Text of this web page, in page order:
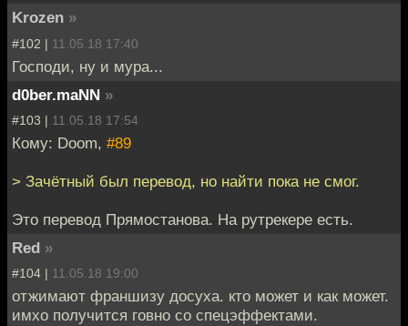
Krozen »
#102 | 11.05.18 17:40
Господи, ну и мура...
d0ber.maNN »
#103 | 11.05.18 17:54
Кому: Doom, #89
> Зачётный был перевод, но найти пока не смог.
Это перевод Прямостанова. На рутрекере есть.
Red »
#104 | 11.05.18 19:00
отжимают франшизу досуха. кто может и как может.
имхо получится говно со спецэффектами.